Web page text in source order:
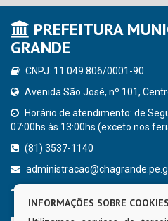
PREFEITURA
GRANDE
CNPJ: 11.049.806/0001-90
Avenida São José, nº 101,
Horário de atendimento: de
07:00hs às 13:00hs (exceto nos
(81) 3537-1140
INFORMAÇÕES SOBRE COOKIES